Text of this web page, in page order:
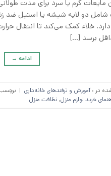
مایعات گرم یا سرد برای مدت
دو لایه شیشه یا استیل ضد
خلاء کمک می‌کند تا انتقال
برسد […]
ادامه →
در : آموزش و ترفند‌های خانه‌داری |
خرید لوازم منزل, نظافت منزل